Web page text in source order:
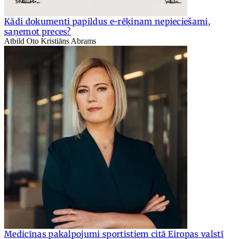
Kādi dokumenti papildus e-rēķinam nepieciešami,
saņemot preces?
Atbild Oto Kristiāns Abrams
Medicīnas pakalpojumi sportistiem citā Eiropas valstī